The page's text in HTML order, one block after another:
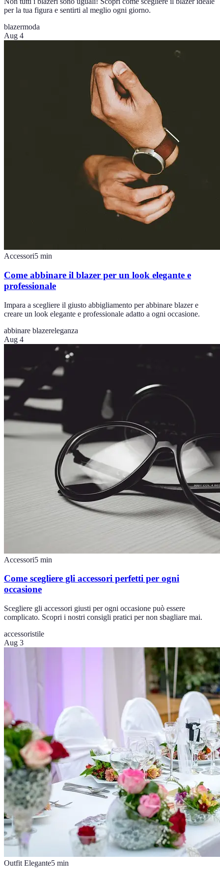
per la tua figura e sentirti al meglio ogni giorno.
blazermoda
Aug 4
Accessori5 min
Come abbinare il blazer per un look elegante e
professionale
Impara a scegliere il giusto abbigliamento per abbinare blazer e
creare un look elegante e professionale adatto a ogni occasione.
abbinare blazereleganza
Aug 4
Accessori5 min
Come scegliere gli accessori perfetti per ogni
occasione
Scegliere gli accessori giusti per ogni occasione può essere
complicato. Scopri i nostri consigli pratici per non sbagliare mai.
accessoristile
Aug 3
Outfit Elegante5 min